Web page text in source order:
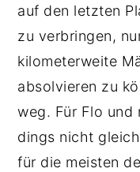
auf den letzten
zu verbringen,
kilometerweite
absolvieren zu
weg. Für Flo und
dings nicht
für die meisten